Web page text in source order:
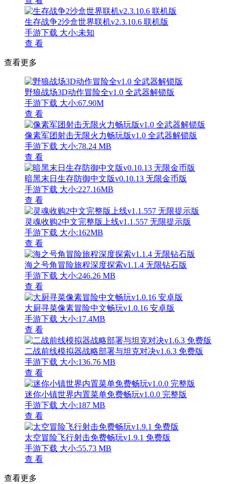
生存战争2沙盒世界联机v2.3.10.6 联机版
手游下载 大小:未知
查 看
查看更多
野狼战场3D动作冒险全v1.0 全武器解锁版
手游下载 大小:67.90M
查 看
像素军团射击无限火力畅玩版v1.0 全武器解锁版
手游下载 大小:78.24 MB
查 看
暗黑末日生存防御中文版v0.10.13 无限金币版
手游下载 大小:227.16MB
查 看
灵魂收购2中文完整版上线v1.1.557 无限提示版
手游下载 大小:162MB
查 看
海之号角冒险旅程深度探索v1.1.4 无限钻石版
手游下载 大小:246.26 MB
查 看
大厨寻菜像素冒险中文畅玩v1.0.16 安卓版
手游下载 大小:17.4MB
查 看
二战前线模拟器战略部署与坦克对决v1.6.3 免费版
手游下载 大小:136.76 MB
查 看
迷你小镇世界内置菜单免费畅玩v1.0.0 完整版
手游下载 大小:187 MB
查 看
太空冒险飞行射击免费畅玩v1.9.1 免费版
手游下载 大小:55.73 MB
查 看
查看更多